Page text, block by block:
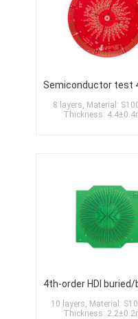
8 layers, Material:
Thickness:
10 layers, Material:
Thickness: